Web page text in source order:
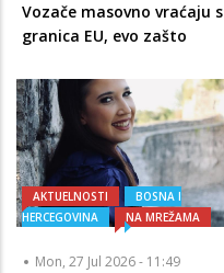
Vozače masovno vraćaju s
granica EU, evo zašto
AKTUELNOSTI
BOSNA I
HERCEGOVINA
NA MREŽAMA
Mon, 27 Jul 2026 - 11:49